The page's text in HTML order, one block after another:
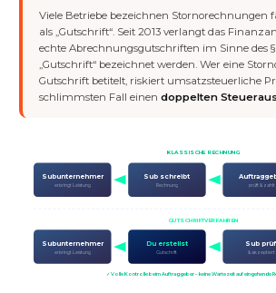
Viele Betriebe bezeichnen Stornorechnungen
als „Gutschrift“. Seit 2013 verlangt das
echte Abrechnungsgutschriften im Sinne des §
„Gutschrift“ bezeichnet werden. Wer eine
Gutschrift betitelt, riskiert umsatzsteuerliche
schlimmsten Fall einendoppelten
KLASSISCHE RECHNUNG
Subunternehmer
erbringt Leistung
Sub schreibt
Rechnung prüft & zahlt
GUTSCHRIFTVERFAHREN
Subunternehmer
erbringt Leistung
Du erstellst
Gutschrift
Sub
& akzeptiert
✓ Volle Kontrolle beim Auftraggeber – keine Wartezeit auf eingehende